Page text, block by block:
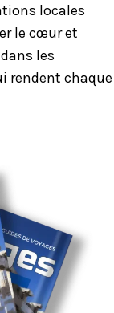
locales
le cœur et
les
rendent chaque